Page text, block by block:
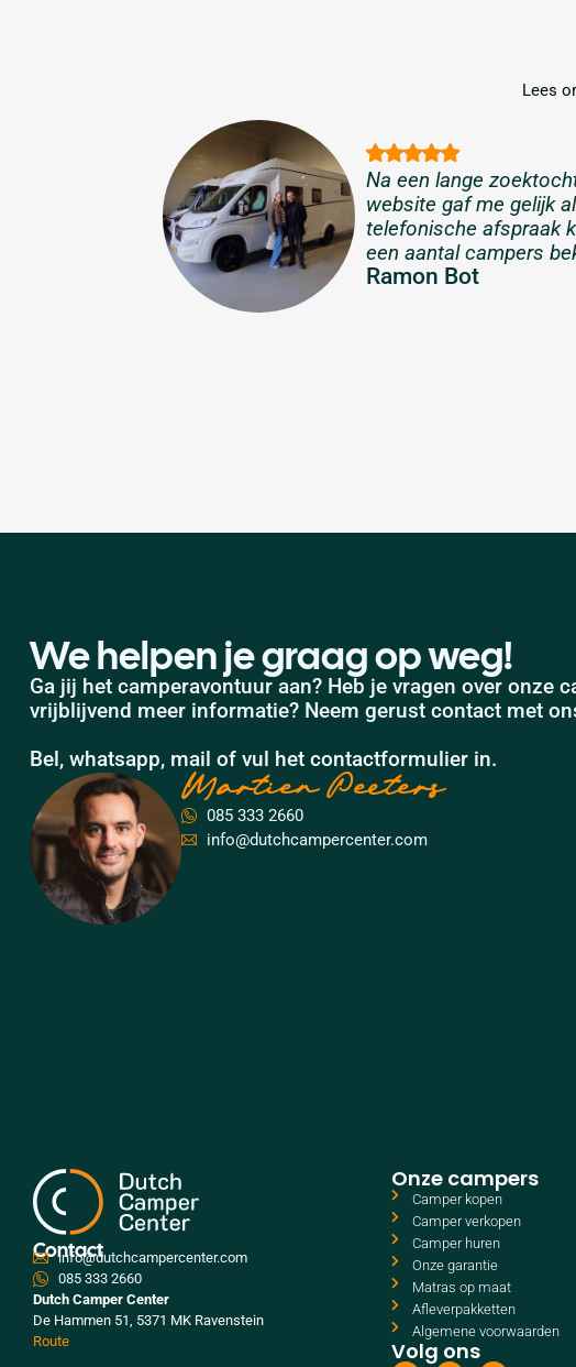
Lees
Na een lange
website gaf me gelijk
telefonische afspraak
een aantal campers
Ramon Bot
We helpen je graag op weg!
Ga jij het camperavontuur aan? Heb je vragen over onze
vrijblijvend meer informatie? Neem gerust contact met
Bel, whatsapp, mail of vul het contactformulier in.
Martien Peeters
085 333 2660
info@dutchcampercenter.com
Contact
info@dutchcampercenter.com
085 333 2660
Dutch Camper Center
De Hammen 51, 5371 MK Ravenstein
Route
Onze campers
Camper kopen
Camper verkopen
Camper huren
Onze garantie
Matras op maat
Afleverpakketten
Algemene voorwaarden
Volg ons